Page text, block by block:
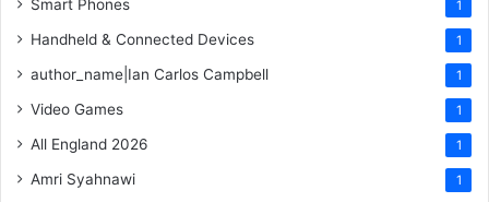
Smart Phones 1
Handheld & Connected Devices 1
author_name|Ian Carlos Campbell 1
Video Games 1
All England 2026 1
Amri Syahnawi 1